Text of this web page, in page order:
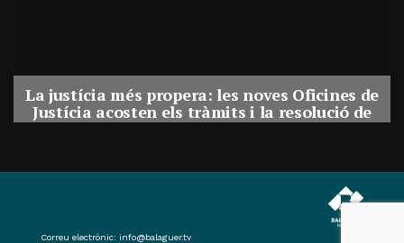
de Esquerra proposa augmentar les zones
i adaptar els parcs de Balaguer a l’augment
calor
Correu electrònic: info@balaguer.tv